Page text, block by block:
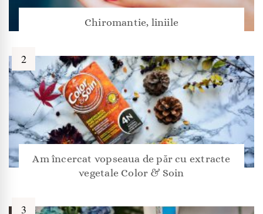
Chiromantie, liniile
Am încercat vopseaua de păr cu extracte
vegetale Color & Soin